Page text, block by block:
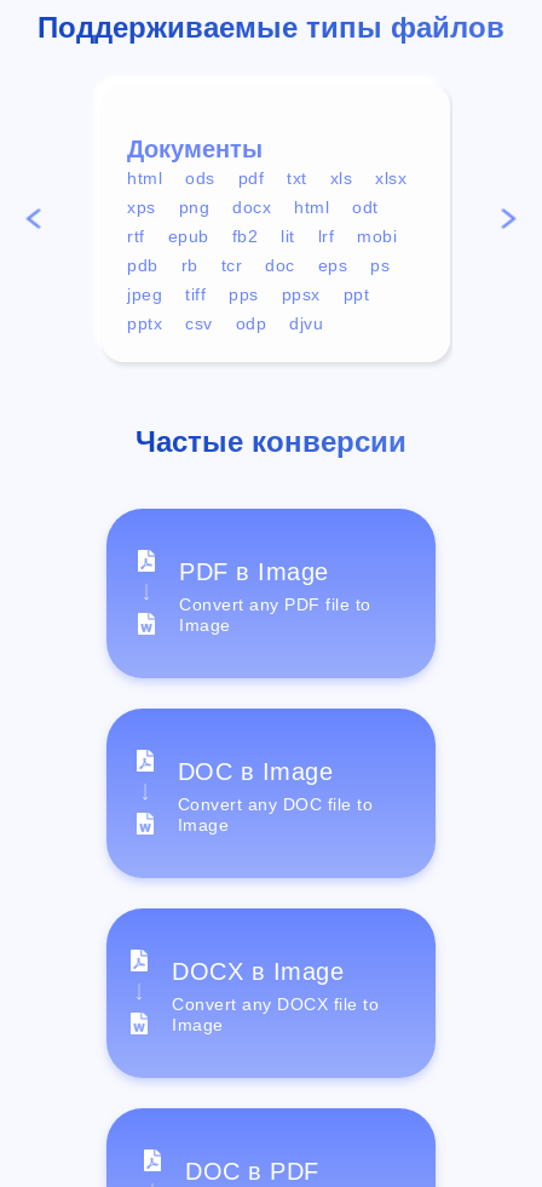
Поддерживаемые типы файлов
Документы
html ods pdf txt xls
xlsx
xps
png docx html
odt
rtf
epub fb2 lit lrf
mobi
pdb
rb tcr doc eps
ps
jpeg
tiff pps ppsx
ppt
pptx
csv odp djvu
mp4
Частые конверсии
PDF в Image
Convert any PDF file to
Image
DOC в Image
Convert any DOC file to
Image
DOCX в Image
Convert any DOCX file to
Image
DOC в PDF